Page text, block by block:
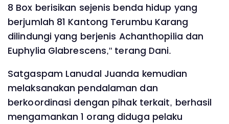
8 Box berisikan sejenis benda hidup yang
berjumlah 81 Kantong Terumbu Karang
dilindungi yang berjenis Achanthopilia dan
Euphylia Glabrescens," terang Dani.
Satgaspam Lanudal Juanda kemudian
melaksanakan pendalaman dan
berkoordinasi dengan pihak terkait, berhasil
mengamankan 1 orang diduga pelaku